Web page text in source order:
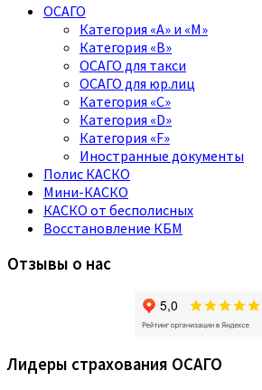
ОСАГО
Категория «A» и «M»
Категория «B»
ОСАГО для такси
ОСАГО для юр.лиц
Категория «C»
Категория «D»
Категория «F»
Иностранные документы
Полис КАСКО
Мини-КАСКО
КАСКО от бесполисных
Восстановление КБМ
Отзывы о нас
Лидеры страхования ОСАГО